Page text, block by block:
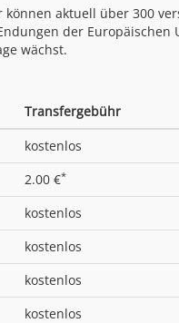
können aktuell über 300
der Europäischen
wächst.
Transfergebühr
kostenlos
2.00 €*
kostenlos
kostenlos
kostenlos
kostenlos